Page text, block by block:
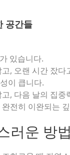
공간들
있습니다.
, 오랜 시간 잤
이 큽니다.
, 다음 날의 집중
전히 이완되는
러운 방법